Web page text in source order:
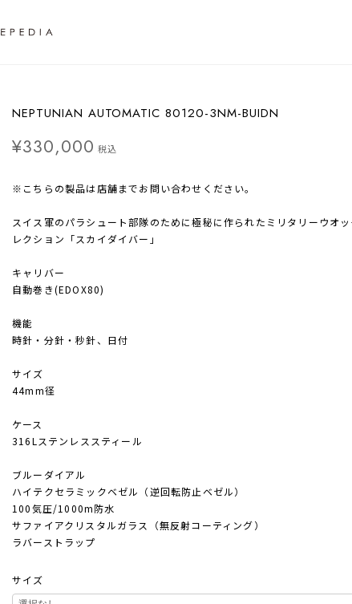
NEPTUNIAN AUTOMATIC 80120-3NM-BUIDN
¥330,000 税込
※こちらの製品は店舗までお問い合わせください。
スイス軍のパラシュート部隊のために極秘に作られたミリタリーウオ
レクション「スカイダイバー」
キャリバー
自動巻き(EDOX80)
機能
時針・分針・秒針、日付
サイズ
44mm径
ケース
316Lステンレススティール
ブルーダイアル
ハイテクセラミックベゼル（逆回転防止ベゼル）
100気圧/1000m防水
サファイアクリスタルガラス（無反射コーティング）
ラバーストラップ
サイズ